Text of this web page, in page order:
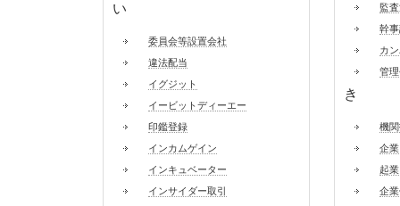
い
委員会等設置会社
違法配当
イグジット
イービットディーエー
印鑑登録
インカムゲイン
インキュベーター
インサイダー取引
監
幹
カ
管
き
機
企業
起業
企